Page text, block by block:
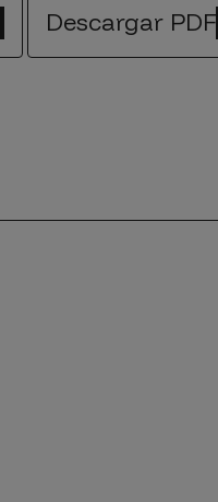
Descargar PDF